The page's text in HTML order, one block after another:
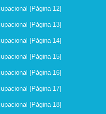
[Página 12]
[Página 13]
[Página 14]
[Página 15]
[Página 16]
[Página 17]
[Página 18]